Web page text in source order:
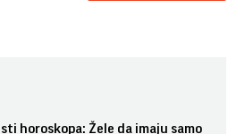
horoskopa: Žele da imaju samo